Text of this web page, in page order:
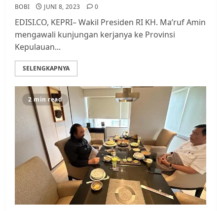
BOBI JUNI 8, 2023 0
EDISI.CO, KEPRI– Wakil Presiden RI KH. Ma’ruf Amin
mengawali kunjungan kerjanya ke Provinsi
Kepulauan...
SELENGKAPNYA
2 min read